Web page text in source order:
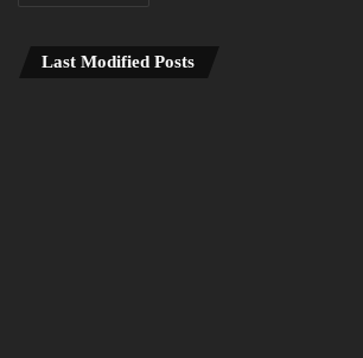
Last Modified Posts